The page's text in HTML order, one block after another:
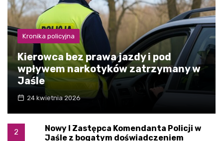
Kronika policyjna
Kierowca bez prawa jazdy i pod
wpływem narkotyków zatrzymany w
Jaśle
24 kwietnia 2026
2
Nowy I Zastępca Komendanta Policji w
Jaśle z bogatym doświadczeniem